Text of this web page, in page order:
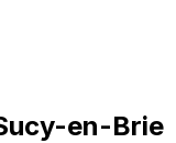
en-Brie